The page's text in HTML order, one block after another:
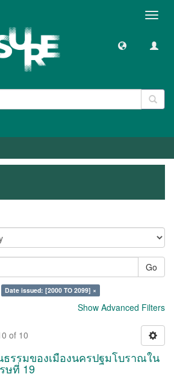
Go
Date issued: [2000 TO 2099] ×
Show Advanced Filters
of 10
รรมของเมืองนครปฐมโบราณใน
ษที่ 19